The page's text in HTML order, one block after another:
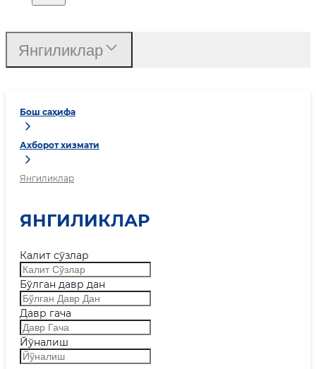
Бош саҳифа
Ахборот хизмати
Янгиликлар
ЯНГИЛИКЛАР
Калит сўзлар
Бўлган давр дан
Давр гача
Йўналиш
Янгиликлар